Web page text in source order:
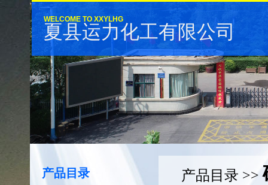
WELCOME TO XXYLHG
夏县运力化工有限公司
产品目录 产品目录 >>